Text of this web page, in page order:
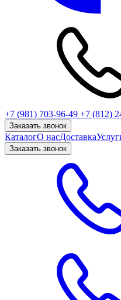
+7 (981) 703-96-49 +7 (812)
Заказать звонок
КаталогО насДоставка
Заказать звонок